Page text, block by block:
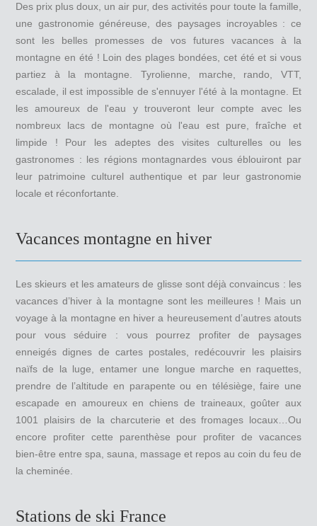
Des prix plus doux, un air pur, des activités pour toute la famille,
une gastronomie généreuse, des paysages incroyables : ce
sont les belles promesses de vos futures vacances à la
montagne en été ! Loin des plages bondées, cet été et si vous
partiez à la montagne. Tyrolienne, marche, rando, VTT,
escalade, il est impossible de s'ennuyer l'été à la montagne. Et
les amoureux de l'eau y trouveront leur compte avec les
nombreux lacs de montagne où l'eau est pure, fraîche et
limpide ! Pour les adeptes des visites culturelles ou les
gastronomes : les régions montagnardes vous éblouiront par
leur patrimoine culturel authentique et par leur gastronomie
locale et réconfortante.
Vacances montagne en hiver
Les skieurs et les amateurs de glisse sont déjà convaincus : les
vacances d’hiver à la montagne sont les meilleures ! Mais un
voyage à la montagne en hiver a heureusement d’autres atouts
pour vous séduire : vous pourrez profiter de paysages
enneigés dignes de cartes postales, redécouvrir les plaisirs
naïfs de la luge, entamer une longue marche en raquettes,
prendre de l’altitude en parapente ou en télésiège, faire une
escapade en amoureux en chiens de traineaux, goûter aux
1001 plaisirs de la charcuterie et des fromages locaux…Ou
encore profiter cette parenthèse pour profiter de vacances
bien-être entre spa, sauna, massage et repos au coin du feu de
la cheminée.
Stations de ski France